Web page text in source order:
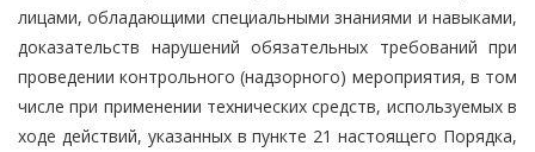
лицами, обладающими специальными знаниями и навыками,
доказательств нарушений обязательных требований при
проведении контрольного (надзорного) мероприятия, в том
числе при применении технических средств, используемых в
ходе действий, указанных в пункте 21 настоящего Порядка,